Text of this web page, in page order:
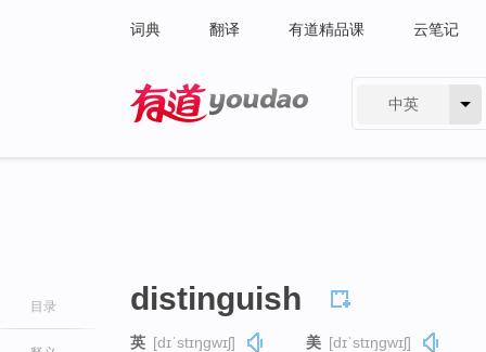
词典 翻译 有道精品课 云笔记
中英
目录 distinguish
英 [dɪˈstɪŋɡwɪʃ] 美 [dɪˈstɪŋɡwɪʃ]